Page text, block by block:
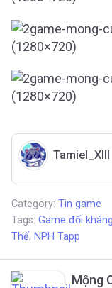
Tamiel_XIII
Category: Tin game
Tags: Game đối kháng
Thế, NPH Tapp
Mộng